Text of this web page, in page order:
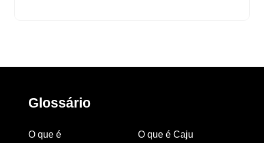
Glossário
O que é
O que é Caju